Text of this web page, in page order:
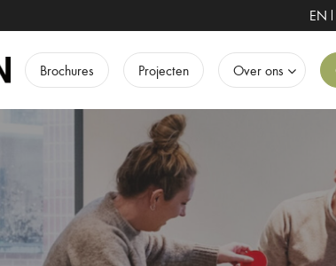
EN
Brochures Projecten Over ons